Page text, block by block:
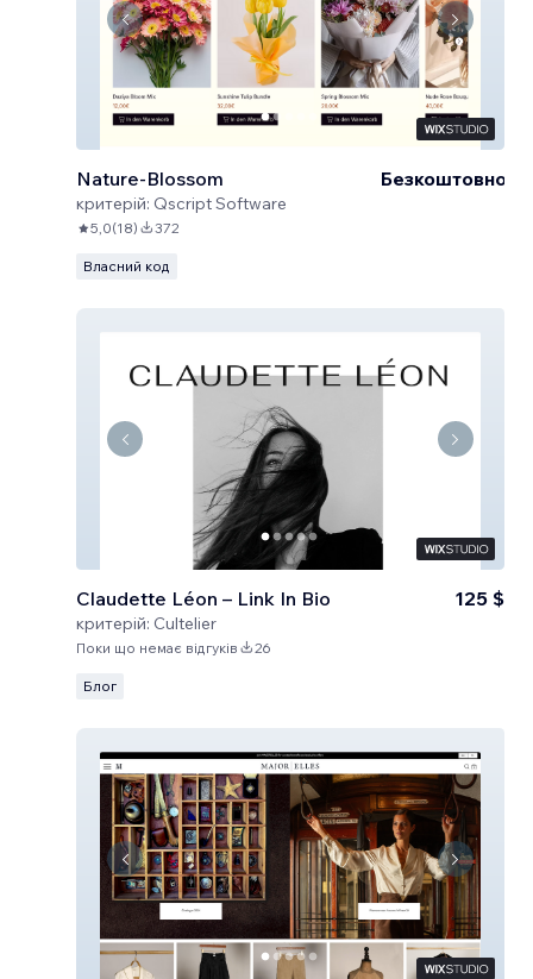
Nature-Blossom
критерій: Qscript Software
Безкоштовно
5,0(18) 372
Власний код
Claudette Léon – Link In Bio
критерій: Cultelier
125 $
Поки що немає відгуків 26
Блог